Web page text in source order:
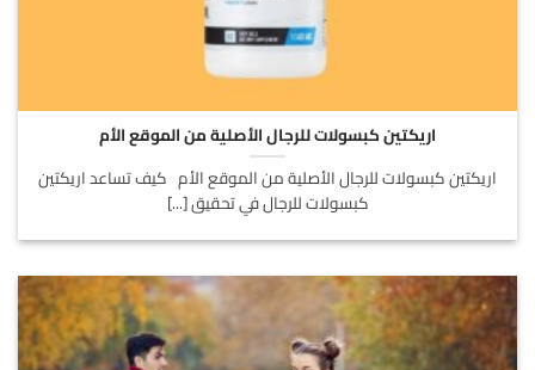
اريكتين كبسولات للرجال الأصلية من الموقع الأم
اريكتين كبسولات للرجال الأصلية من الموقع الأم كيف تساعد اريكتين
كبسولات للرجال في تحقيق [...]